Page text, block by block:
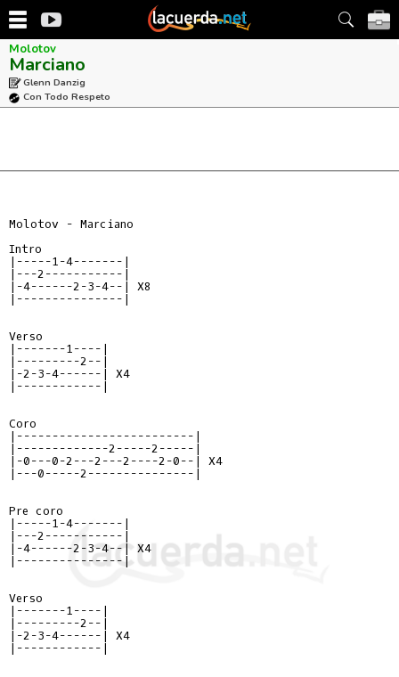
Molotov
Marciano
Glenn Danzig
Con Todo Respeto
Molotov - Marciano
Intro
|-----1-4-------|
|---2-----------|
|-4------2-3-4--| X8
|---------------|
Verso
|-------1----|
|---------2--|
|-2-3-4------| X4
|------------|
Coro
|-------------------------|
|-------------2-----2-----|
|-0---0-2---2---2----2-0--| X4
|---0-----2---------------|
Pre coro
|-----1-4-------|
|---2-----------|
|-4------2-3-4--| X4
|---------------|
Verso
|-------1----|
|---------2--|
|-2-3-4------| X4
|------------|